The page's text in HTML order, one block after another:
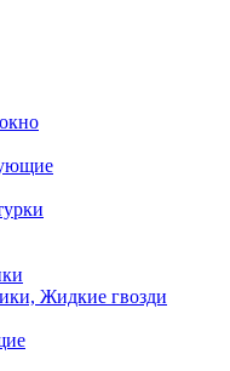
Жидкие гвозди